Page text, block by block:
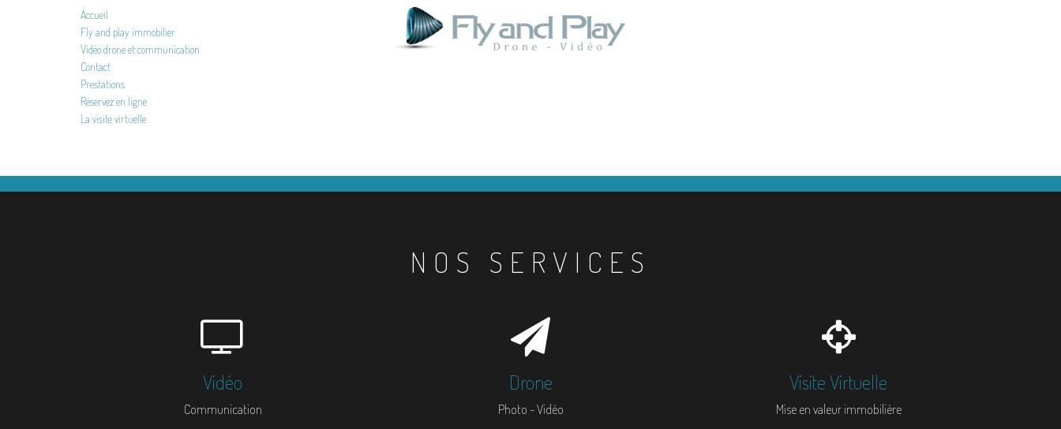
Accueil
Fly and play immobilier
Vidéo drone et communication
Contact
Prestations
Réservez en ligne
La visite virtuelle
NOS SERVICES
Vidéo
Communication
Drone
Photo - Vidéo
Visite Virtuelle
Mise en valeur immobilière